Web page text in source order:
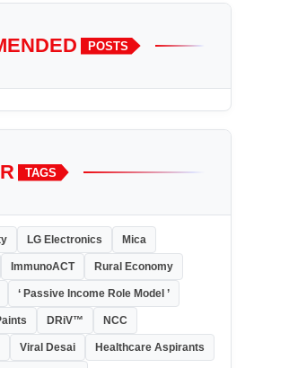
POSTS
TAGS
LG Electronics Mica
ImmunoACT Rural Economy
‘ Passive Income Role Model ’
DRiV™ NCC
Viral Desai Healthcare Aspirants